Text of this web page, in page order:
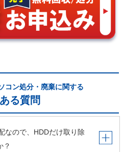
コン処分・廃棄に関する
る質問
なので、HDDだけ取り除
？